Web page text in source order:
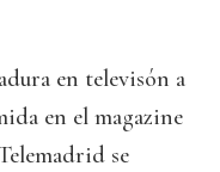
en televisón a
en el magazine
se